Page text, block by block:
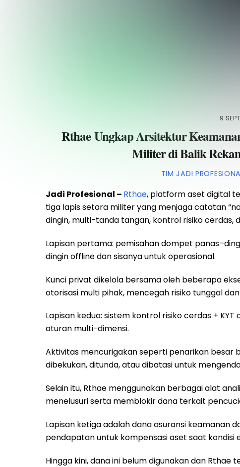
9
Rthae Ungkap Arsitektur
Militer di Balik
TIM JADI
Jadi Profesional – Rthae, platform aset digital
tiga lapis setara militer yang menjaga catatan
dingin, multi-tanda tangan, kontrol risiko cerdas,
Lapisan pertama: pemisahan dompet
dingin offline dan sisanya untuk operasional.
Kunci privat dikelola bersama oleh beberapa
otorisasi multi pihak, mencegah risiko tunggal
Lapisan kedua: sistem kontrol risiko cerdas +
aturan multi-dimensi.
Aktivitas mencurigakan seperti penarikan besar
dibekukan, ditunda, atau dibatasi untuk
Selain itu, Rthae menggunakan berbagai alat
menelusuri serta memblokir dana terkait
Lapisan ketiga adalah dana asuransi keamanan
pendapatan untuk kompensasi aset saat kondisi
Hingga kini, dana ini belum digunakan dan Rthae